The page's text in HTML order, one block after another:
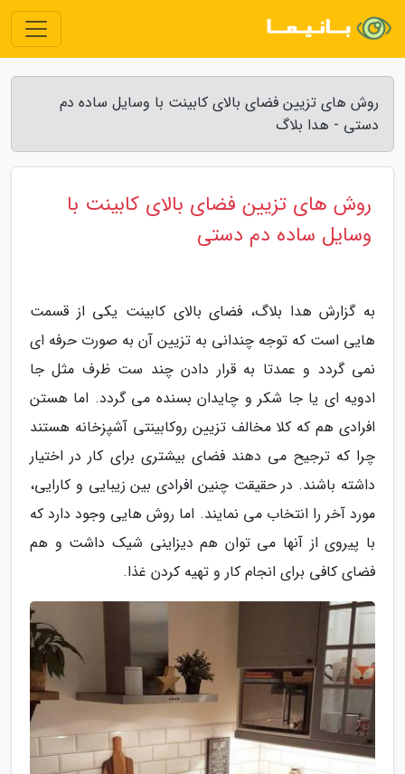
روش های تزیین فضای بالای کابینت با وسایل ساده دم
دستی - هدا بلاگ
روش های تزیین فضای بالای کابینت با
وسایل ساده دم دستی
به گزارش هدا بلاگ، فضای بالای کابینت یکی از قسمت
هایی است که توجه چندانی به تزیین آن به صورت حرفه ای
نمی گردد و عمدتا به قرار دادن چند ست ظرف مثل جا
ادویه ای یا جا شکر و چایدان بسنده می گردد. اما هستن
افرادی هم که کلا مخالف تزیین روکابینتی آشپزخانه هستند
چرا که ترجیح می دهند فضای بیشتری برای کار در اختیار
داشته باشند. در حقیقت چنین افرادی بین زیبایی و کارایی،
مورد آخر را انتخاب می نمایند. اما روش هایی وجود دارد که
با پیروی از آنها می توان هم دیزاینی شیک داشت و هم
فضای کافی برای انجام کار و تهیه کردن غذا.